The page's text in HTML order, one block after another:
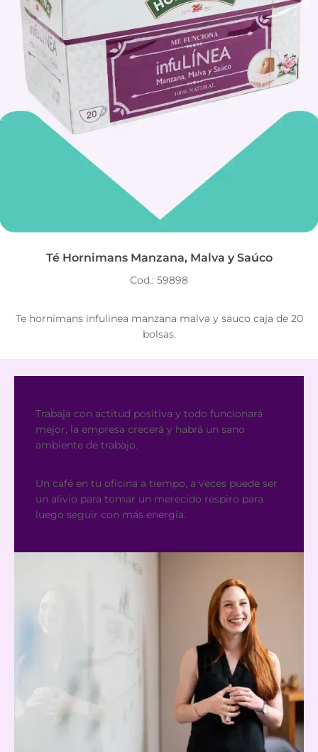
Té Hornimans Manzana, Malva y Saúco
Cod.: 59898
Te hornimans infulinea manzana malva y sauco caja de 20
bolsas.
Trabaja con actitud positiva y todo funcionará
mejor, la empresa crecerá y habrá un sano
ambiente de trabajo.
Un café en tu oficina a tiempo, a veces puede ser
un alivio para tomar un merecido respiro para
luego seguir con más energía.